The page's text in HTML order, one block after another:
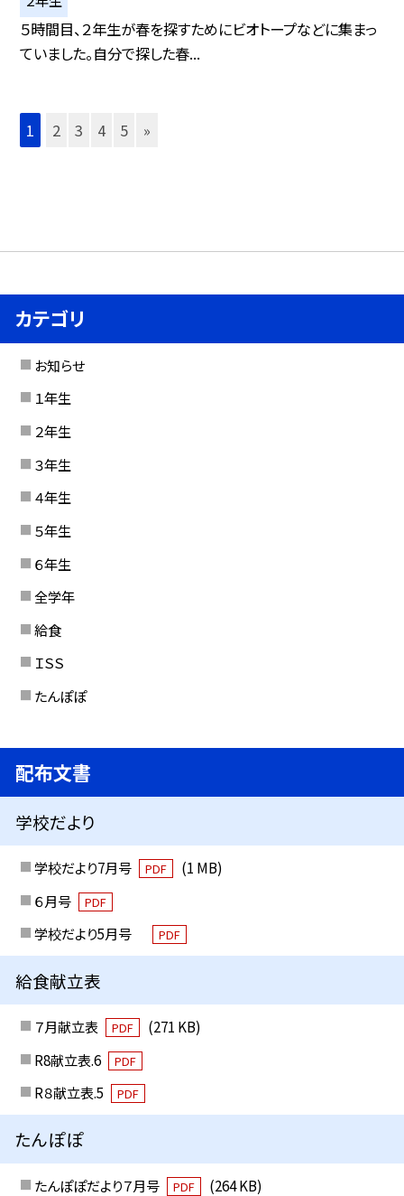
５時間目、２年生が春を探すためにビオトープなどに集まっ
ていました。自分で探した春...
1 2 3 4 5 »
カテゴリ
お知らせ
１年生
２年生
３年生
４年生
５年生
６年生
全学年
給食
ＩＳＳ
たんぽぽ
配布文書
学校だより
学校だより7月号 PDF
(1 MB)
６月号
PDF
学校だより5月号 PDF
給食献立表
７月献立表 PDF
(271 KB)
R8献立表.6
PDF
R８献立表.5 PDF
たんぽぽ
たんぽぽだより７月号 PDF
(264 KB)